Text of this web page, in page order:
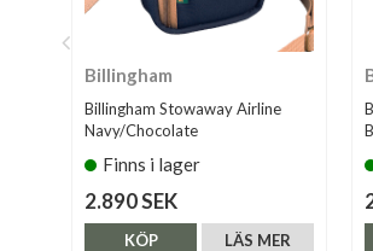
Billingham
Billingham Stowaway Airline
Navy/Chocolate
Finns i lager
2.890 SEK
LÄS MER
KÖP